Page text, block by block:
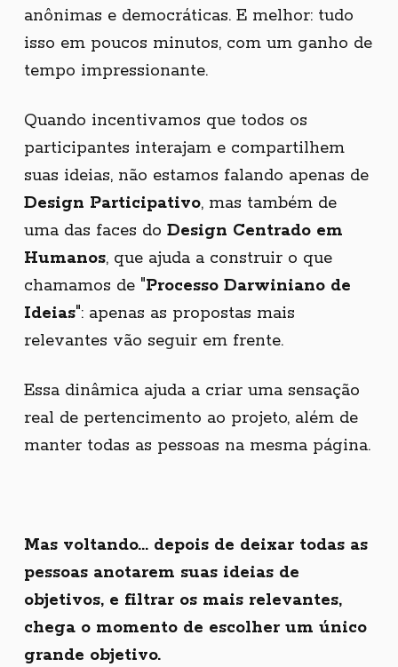
anônimas e democráticas. E melhor: tudo
isso em poucos minutos, com um ganho de
tempo impressionante.
Quando incentivamos que todos os
participantes interajam e compartilhem
suas ideias, não estamos falando apenas de
Design Participativo, mas também de
uma das faces do Design Centrado em
Humanos, que ajuda a construir o que
chamamos de "Processo Darwiniano de
Ideias": apenas as propostas mais
relevantes vão seguir em frente.
Essa dinâmica ajuda a criar uma sensação
real de pertencimento ao projeto, além de
manter todas as pessoas na mesma página.
Mas voltando... depois de deixar todas as
pessoas anotarem suas ideias de
objetivos, e filtrar os mais relevantes,
chega o momento de escolher um único
grande objetivo.